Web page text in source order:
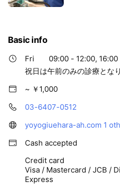
Basic info
Fri
09:00 - 12:00,
祝日は午前のみの診療とな
~ ￥1,000
03-6407-0512
yoyogiuehara-ah.com 1
Cash accepted
Credit card
Visa / Mastercard / JCB /
Express